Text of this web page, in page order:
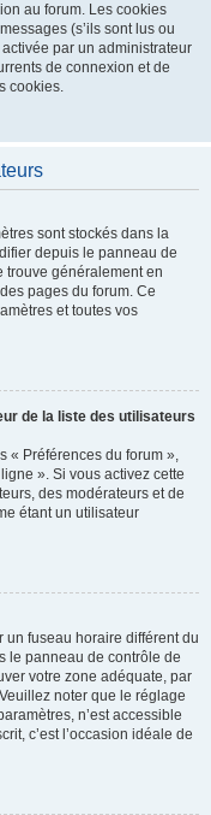
au forum. Les cookies
(s’ils sont lus ou
par un administrateur
de connexion et de
cookies.
sont stockés dans la
depuis le panneau de
trouve généralement en
pages du forum. Ce
et toutes vos
de la liste des utilisateurs
« Préférences du forum »,
». Si vous activez cette
des modérateurs et de
étant un utilisateur
un fuseau horaire différent du
le panneau de contrôle de
votre zone adéquate, par
noter que le réglage
n’est accessible
c’est l’occasion idéale de